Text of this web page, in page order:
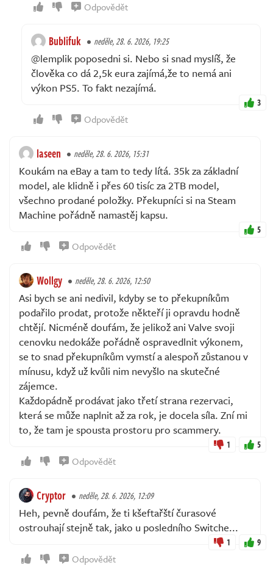
Odpovědět
Bublifuk neděle, 28. 6. 2026, 19:25
@lemplik poposedni si. Nebo si snad myslíš, že
člověka co dá 2,5k eura zajímá,že to nemá ani
výkon PS5. To fakt nezajímá.
3
Odpovědět
laseen neděle, 28. 6. 2026, 15:31
Koukám na eBay a tam to tedy lítá. 35k za základní
model, ale klidně i přes 60 tisíc za 2TB model,
všechno prodané položky. Překupníci si na Steam
Machine pořádně namastěj kapsu.
5
Odpovědět
Wollgy neděle, 28. 6. 2026, 12:50
Asi bych se ani nedivil, kdyby se to překupníkům
podařilo prodat, protože někteří ji opravdu hodně
chtějí. Nicméně doufám, že jelikož ani Valve svoji
cenovku nedokáže pořádně ospravedlnit výkonem,
se to snad překupníkům vymstí a alespoň zůstanou v
mínusu, když už kvůli nim nevyšlo na skutečné
zájemce.
Každopádně prodávat jako třetí strana rezervaci,
která se může naplnit až za rok, je docela síla. Zní mi
to, že tam je spousta prostoru pro scammery.
1 5
Odpovědět
Cryptor neděle, 28. 6. 2026, 12:09
Heh, pevně doufám, že ti kšeftařští čurasové
ostrouhají stejně tak, jako u posledního Switche...
1 9
Odpovědět